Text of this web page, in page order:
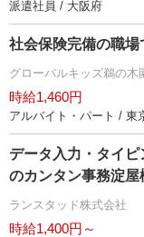
派遣社員 / 大阪府
社会保険完備の職
グローバルキッズ鵜の木
時給1,460円
アルバイト・パート / 東
データ入力・タイ
のカンタン事務淀屋
ランスタッド株式会社
時給1,400円～